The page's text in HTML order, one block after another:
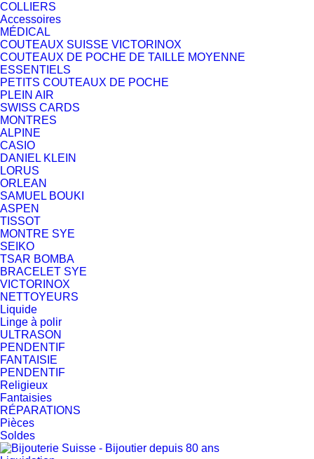
COLLIERS
Accessoires
MÉDICAL
COUTEAUX SUISSE VICTORINOX
COUTEAUX DE POCHE DE TAILLE MOYENNE
ESSENTIELS
PETITS COUTEAUX DE POCHE
PLEIN AIR
SWISS CARDS
MONTRES
ALPINE
CASIO
DANIEL KLEIN
LORUS
ORLEAN
SAMUEL BOUKI
ASPEN
TISSOT
MONTRE SYE
SEIKO
TSAR BOMBA
BRACELET SYE
VICTORINOX
NETTOYEURS
Liquide
Linge à polir
ULTRASON
PENDENTIF
FANTAISIE
PENDENTIF
Religieux
Fantaisies
RÉPARATIONS
Pièces
Soldes